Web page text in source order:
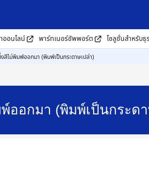
ออนไลน์ พาร์ทเนอร์ซัพพอร์ต โซลูชั่นสำหรับธุ
สีไม่พิมพ์ออกมา (พิมพ์เป็นกระดาษเปล่า)
อกมา (พิมพ์เป็นกระดา